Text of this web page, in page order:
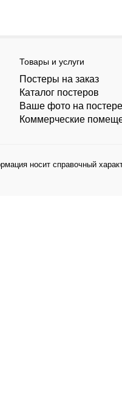
Товары и услуги
Постеры на заказ
Каталог постеров
Ваше фото на постере
Коммерческие
носит справочный